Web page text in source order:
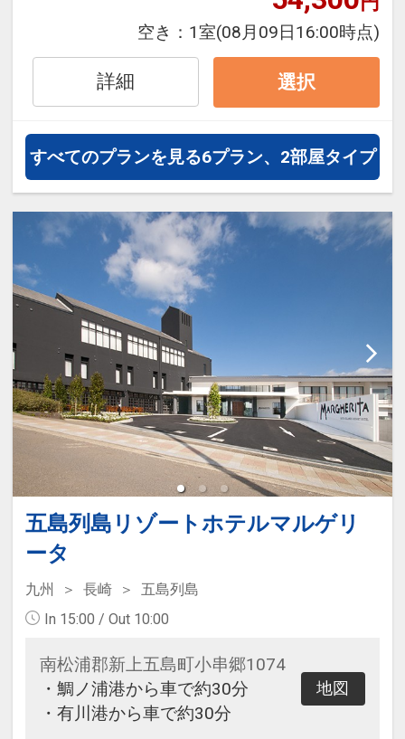
空き： 1室(08月09日16:00時点)
詳細 選択
すべてのプランを見る6プラン、2部屋タイプ
五島列島リゾートホテルマルゲリ
ータ
九州 長崎
五島列島
In 15:00 / Out 10:00
南松浦郡新上五島町小串郷1074
・鯛ノ浦港から車で約30分
・有川港から車で約30分
地図